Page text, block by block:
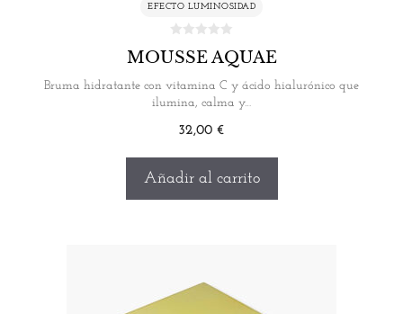
EFECTO LUMINOSIDAD
MOUSSE AQUAE
Bruma hidratante con vitamina C y ácido hialurónico que
ilumina, calma y…
32,00 €
Añadir al carrito